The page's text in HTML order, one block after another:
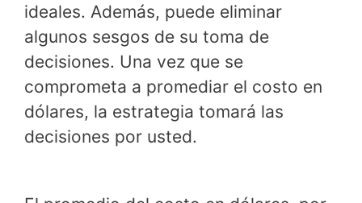
ideales. Además, puede eliminar
algunos sesgos de su toma de
decisiones. Una vez que se
comprometa a promediar el costo en
dólares, la estrategia tomará las
decisiones por usted.